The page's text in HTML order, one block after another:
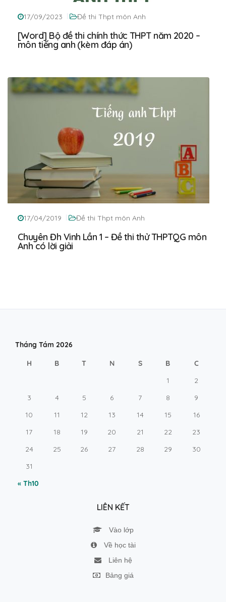
17/09/2023 Đề thi Thpt môn Anh
[Word] Bộ đề thi chính thức THPT năm 2020 –
môn tiếng anh (kèm đáp án)
17/04/2019 Đề thi Thpt môn Anh
Chuyên Đh Vinh Lần 1 – Đề thi thử THPTQG môn
Anh có lời giải
Tháng Tám 2026
H B T N S B C
« Th10
1
2
3
4 5 6 7 8
9
10
11 12 13 14 15
16
17
18 19 20 21 22
23
24
25 26 27 28 29
30
31
LIÊN KẾT
Vào lớp
Về học tài
Liên hệ
Bảng giá